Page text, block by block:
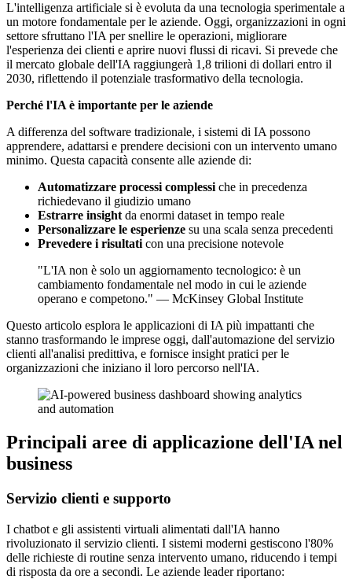
L'intelligenza artificiale si è evoluta da una tecnologia sperimentale a
un motore fondamentale per le aziende. Oggi, organizzazioni in ogni
settore sfruttano l'IA per snellire le operazioni, migliorare
l'esperienza dei clienti e aprire nuovi flussi di ricavi. Si prevede che
il mercato globale dell'IA raggiungerà 1,8 trilioni di dollari entro il
2030, riflettendo il potenziale trasformativo della tecnologia.
Perché l'IA è importante per le aziende
A differenza del software tradizionale, i sistemi di IA possono
apprendere, adattarsi e prendere decisioni con un intervento umano
minimo. Questa capacità consente alle aziende di:
Automatizzare processi complessi che in precedenza
richiedevano il giudizio umano
Estrarre insight da enormi dataset in tempo reale
Personalizzare le esperienze su una scala senza precedenti
Prevedere i risultati con una precisione notevole
"L'IA non è solo un aggiornamento tecnologico: è un
cambiamento fondamentale nel modo in cui le aziende
operano e competono." — McKinsey Global Institute
Questo articolo esplora le applicazioni di IA più impattanti che
stanno trasformando le imprese oggi, dall'automazione del servizio
clienti all'analisi predittiva, e fornisce insight pratici per le
organizzazioni che iniziano il loro percorso nell'IA.
Principali aree di applicazione dell'IA nel
business
Servizio clienti e supporto
I chatbot e gli assistenti virtuali alimentati dall'IA hanno
rivoluzionato il servizio clienti. I sistemi moderni gestiscono l'80%
delle richieste di routine senza intervento umano, riducendo i tempi
di risposta da ore a secondi. Le aziende leader riportano: